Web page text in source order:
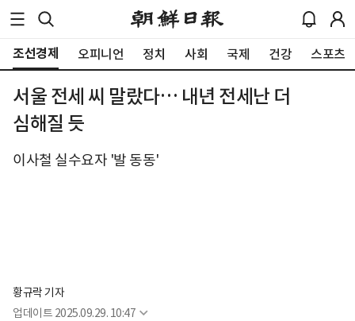
조선경제 오피니언 정치 사회 국제 건강 스포츠
서울 전세 씨 말랐다… 내년 전세난 더
심해질 듯
이사철 실수요자 '발 동동'
황규락 기자
업데이트 2025.09.29. 10:47